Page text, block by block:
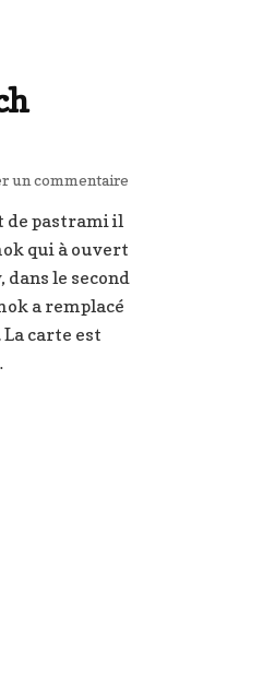
un commentairesur
sandwich
pastrami
de pastrami il
qui à ouvert
le second
a remplacé
carte est